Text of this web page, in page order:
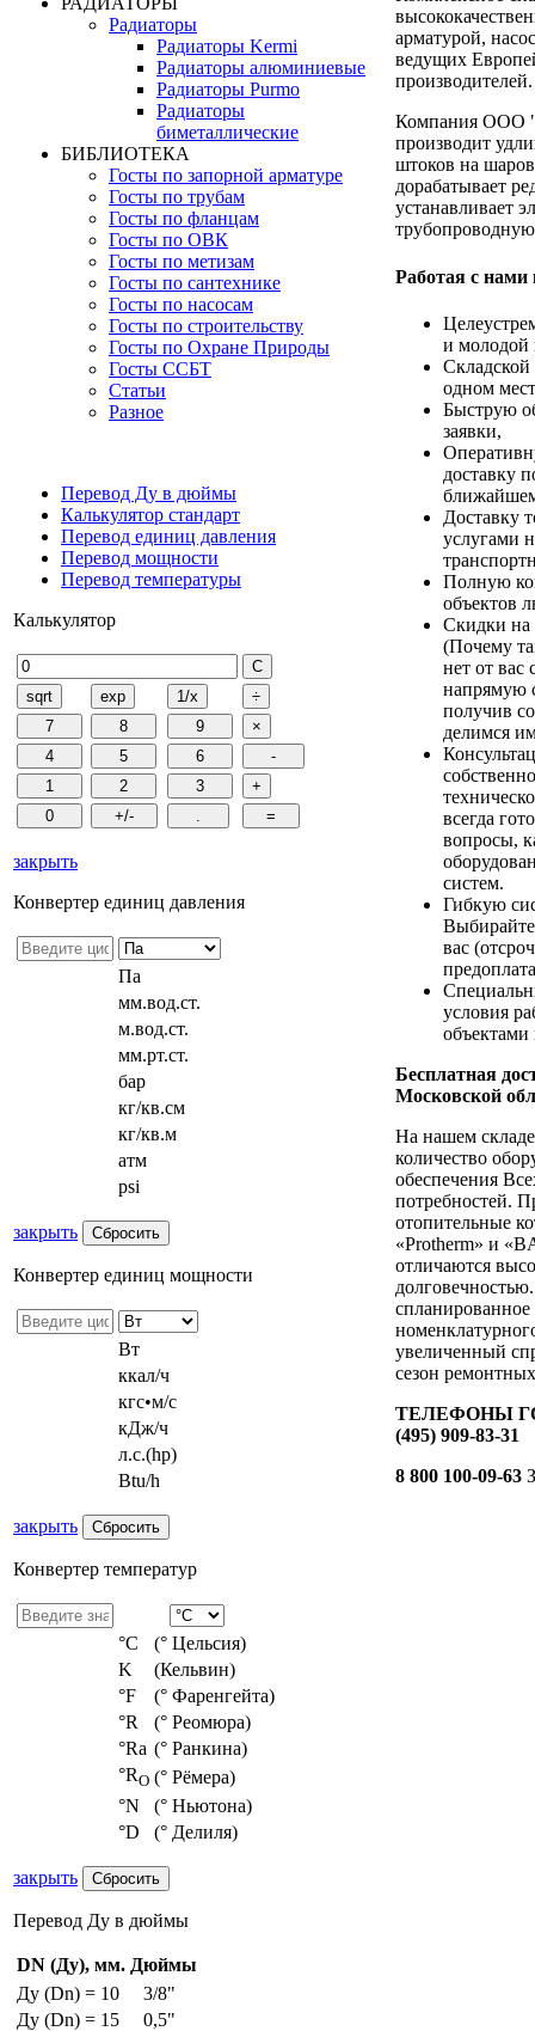
Радиаторы
Радиаторы Kermi
Радиаторы алюминиевые
Радиаторы Purmo
Радиаторы
биметаллические
БИБЛИОТЕКА
Госты по запорной арматуре
Госты по трубам
Госты по фланцам
Госты по ОВК
Госты по метизам
Госты по сантехнике
Госты по насосам
Госты по строительству
Госты по Охране Природы
Госты ССБТ
Статьи
Разное
Перевод Ду в дюймы
Калькулятор стандарт
Перевод единиц давления
Перевод мощности
Перевод температуры
Калькулятор
закрыть
Конвертер единиц давления
Па
мм.вод.ст.
м.вод.ст.
мм.рт.ст.
бар
кг/кв.см
кг/кв.м
атм
psi
закрыть
Конвертер единиц мощности
Вт
ккал/ч
кгс•м/с
кДж/ч
л.с.(hp)
Btu/h
закрыть
Конвертер температур
°С
(° Цельсия)
K
(Кельвин)
°F
(° Фаренгейта)
°R
(° Реомюра)
°Ra (° Ранкина)
°RO (° Рёмера)
°N
(° Ньютона)
°D
(° Делиля)
закрыть
Перевод Ду в дюймы
DN (Ду), мм. Дюймы
Ду (Dn) = 10
3/8"
Ду (Dn) = 15
0,5"
арматурой,
ведущих
производителей.
Компания ООО
производит
штоков на
дорабатывает
устанавливает
Работая с нами
и молодой
одном
Быструю
заявки,
доставку
Доставку
услугами
Полную
объектов
Скидки на
(Почему
нет от вас
напрямую
получив
делимся
всегда
вопросы,
систем.
Гибкую
вас
условия
объектами
Бесплатная
Московской
На нашем
количество
обеспечения
потребностей.
отопительные
«Protherm» и
отличаются
увеличенный
сезон
ТЕЛЕФОНЫ
(495) 909-83-31
8 800 100-09-63